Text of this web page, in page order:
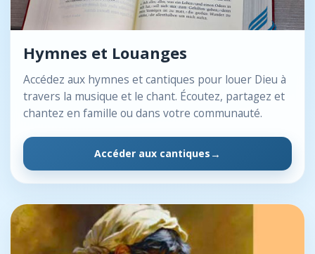
Hymnes et Louanges
Accédez aux hymnes et cantiques pour louer Dieu à
travers la musique et le chant. Écoutez, partagez et
chantez en famille ou dans votre communauté.
Accéder aux cantiques